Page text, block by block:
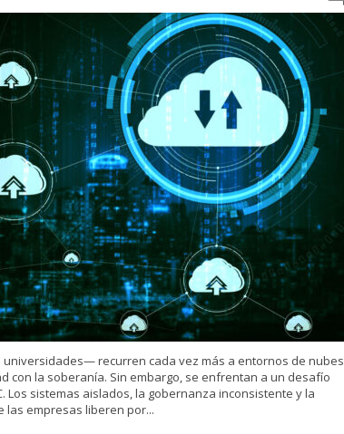
recurren cada vez más a entornos de nubes
con la soberanía. Sin embargo, se enfrentan a un desafío
Los sistemas aislados, la gobernanza inconsistente y la
empresas liberen por...